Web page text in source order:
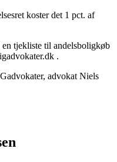
koster det 1 pct. af
tjekliste til andelsboligkøb
.
advokat Niels